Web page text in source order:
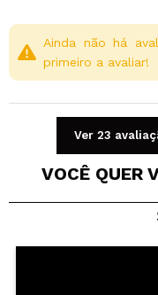
Seu vídeo
Ainda não há
primeiro a avaliar!
Ver 23
VOCÊ QUER